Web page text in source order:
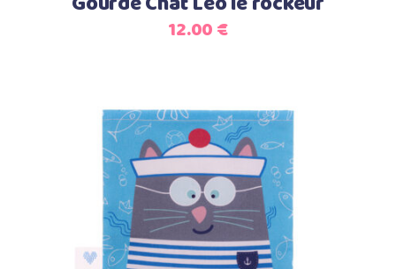
être
du
12.00€
Ajouter au panier